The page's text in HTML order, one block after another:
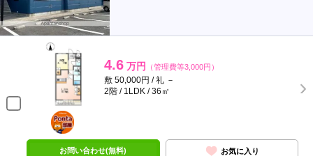
4.6 万円 （管理費等3,000円）
敷 50,000円 / 礼 －
2階 / 1LDK / 36㎡
ポンタ
部屋
お問い合わせ(無料) お気に入り